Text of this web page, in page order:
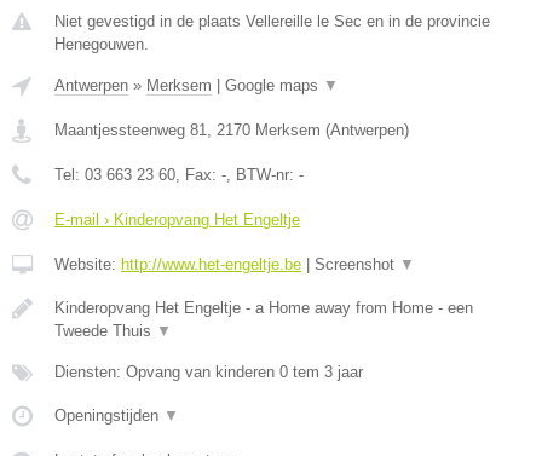
Niet gevestigd in de plaats Vellereille le Sec en in de provincie
Henegouwen.
Antwerpen » Merksem Google maps ▼
Maantjessteenweg 81, 2170 Merksem (Antwerpen)
Tel: 03 663 23 60, Fax: -, BTW-nr: -
E-mail › Kinderopvang Het Engeltje
Website: http://www.het-engeltje.be Screenshot ▼
Kinderopvang Het Engeltje - a Home away from Home - een
Tweede Thuis ▼
Diensten: Opvang van kinderen 0 tem 3 jaar
Openingstijden ▼